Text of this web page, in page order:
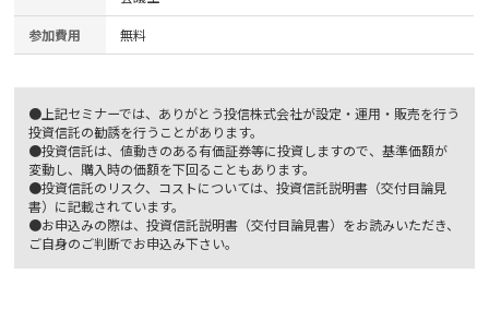
参加費用 無料
●上記セミナーでは、ありがとう投信株式会社が設定・運用・販売を行う
投資信託の勧誘を行うことがあります。
●投資信託は、値動きのある有価証券等に投資しますので、基準価額が
変動し、購入時の価額を下回ることもあります。
●投資信託のリスク、コストについては、投資信託説明書（交付目論見
書）に記載されています。
●お申込みの際は、投資信託説明書（交付目論見書）をお読みいただき、
ご自身のご判断でお申込み下さい。